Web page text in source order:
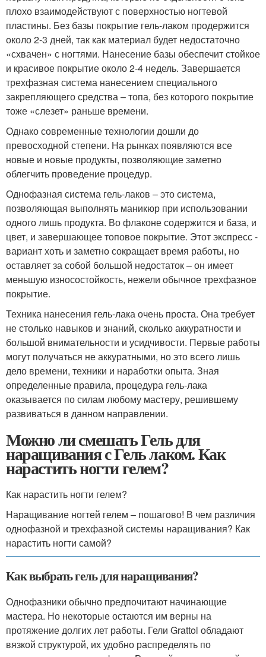
плохо взаимодействуют с поверхностью ногтевой
пластины. Без базы покрытие гель-лаком продержится
около 2-3 дней, так как материал будет недостаточно
«схвачен» с ногтями. Нанесение базы обеспечит стойкое
и красивое покрытие около 2-4 недель. Завершается
трехфазная система нанесением специального
закрепляющего средства – топа, без которого покрытие
тоже «слезет» раньше времени.
Однако современные технологии дошли до
превосходной степени. На рынках появляются все
новые и новые продукты, позволяющие заметно
облегчить проведение процедур.
Однофазная система гель-лаков – это система,
позволяющая выполнять маникюр при использовании
одного лишь продукта. Во флаконе содержится и база, и
цвет, и завершающее топовое покрытие. Этот экспресс -
вариант хоть и заметно сокращает время работы, но
оставляет за собой большой недостаток – он имеет
меньшую износостойкость, нежели обычное трехфазное
покрытие.
Техника нанесения гель-лака очень проста. Она требует
не столько навыков и знаний, сколько аккуратности и
большой внимательности и усидчивости. Первые работы
могут получаться не аккуратными, но это всего лишь
дело времени, техники и наработки опыта. Зная
определенные правила, процедура гель-лака
оказывается по силам любому мастеру, решившему
развиваться в данном направлении.
Можно ли смешать Гель для
наращивания с Гель лаком. Как
нарастить ногти гелем?
Как нарастить ногти гелем?
Наращивание ногтей гелем – пошагово! В чем различия
однофазной и трехфазной системы наращивания? Как
нарастить ногти самой?
Как выбрать гель для наращивания?
Однофазники обычно предпочитают начинающие
мастера. Но некоторые остаются им верны на
протяжение долгих лет работы. Гели Grattol обладают
вязкой структурой, их удобно распределять по